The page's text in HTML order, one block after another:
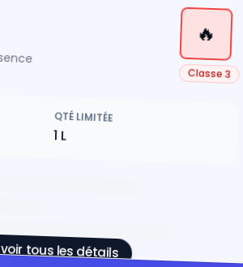
🔥
Classe 3
QTÉ LIMITÉE
1 L
tous les détails